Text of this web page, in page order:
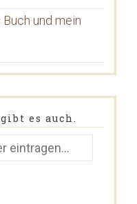
und mein
es auch.